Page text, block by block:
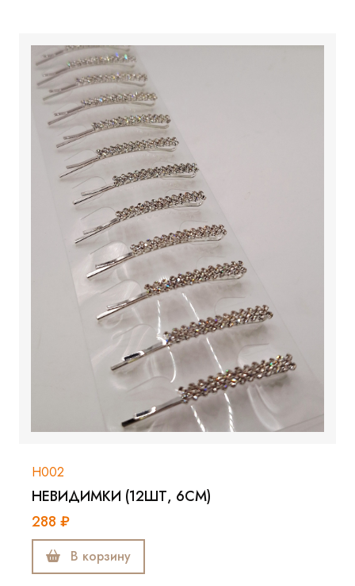
Н002
НЕВИДИМКИ (12ШТ, 6СМ)
288 ₽
В корзину